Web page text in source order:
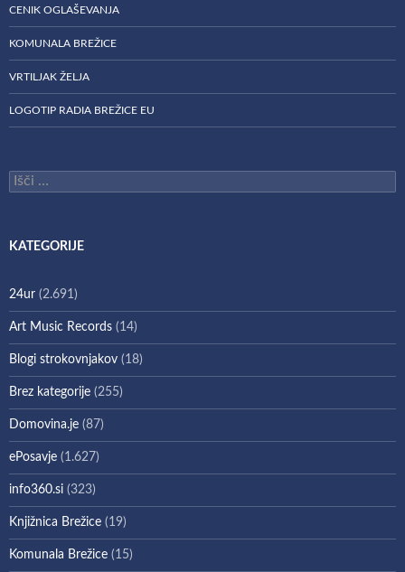
CENIK OGLAŠEVANJA
KOMUNALA BREŽICE
VRTILJAK ŽELJA
LOGOTIP RADIA BREŽICE EU
Išči:
KATEGORIJE
24ur (2.691)
Art Music Records (14)
Blogi strokovnjakov (18)
Brez kategorije (255)
Domovina.je (87)
ePosavje (1.627)
info360.si (323)
Knjižnica Brežice (19)
Komunala Brežice (15)